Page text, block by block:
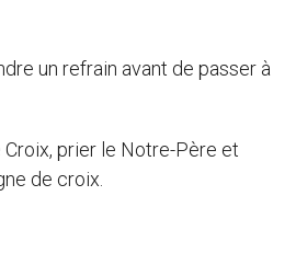
un refrain avant de passer à
Croix, prier le Notre-Père et
de croix.